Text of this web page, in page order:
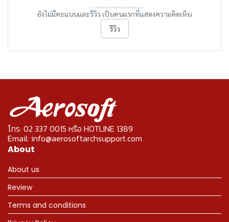
ยังไม่มีคะแนนและรีวิว เป็นคนแรกที่แสดงความคิดเห็น
รีวิว
โทร: 02 337 0015 หรือ HOTLINE 1389
Email: info@aerosoftarchsupport.com
About
About us
Review
Terms and conditions